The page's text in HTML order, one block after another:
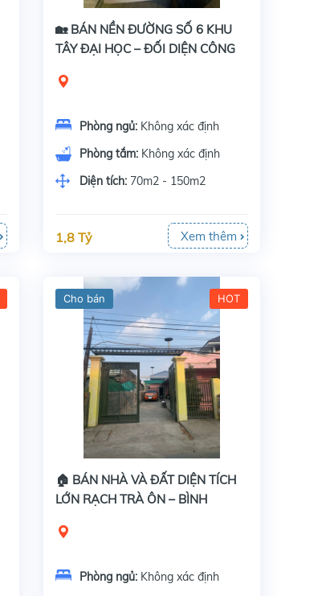
🏡 BÁN NỀN ĐƯỜNG SỐ 6 KHU
TÂY ĐẠI HỌC – ĐỐI DIỆN CÔNG
Phòng ngủ: Không xác định
Phòng tắm: Không xác định
Diện tích: 70m2 - 150m2
1,8 Tỷ Xem thêm
Cho bán HOT
🏠 BÁN NHÀ VÀ ĐẤT DIỆN TÍCH
LỚN RẠCH TRÀ ÔN – BÌNH
Phòng ngủ: Không xác định